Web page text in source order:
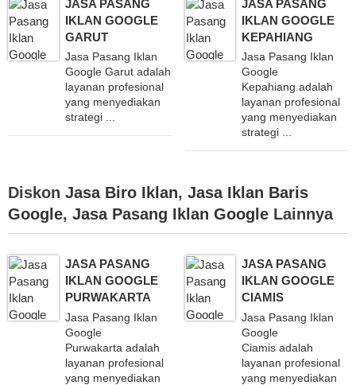
JASA PASANG
IKLAN GOOGLE
GARUT
Jasa Pasang Iklan
Google Garut adalah
layanan profesional
yang menyediakan
strategi ...
JASA PASANG
IKLAN GOOGLE
KEPAHIANG
Jasa Pasang Iklan
Google
Kepahiang adalah
layanan profesional
yang menyediakan
strategi ...
Diskon Jasa Biro Iklan, Jasa Iklan Baris
Google, Jasa Pasang Iklan Google Lainnya
JASA PASANG
IKLAN GOOGLE
PURWAKARTA
Jasa Pasang Iklan
Google
Purwakarta adalah
layanan profesional
yang menyediakan
JASA PASANG
IKLAN GOOGLE
CIAMIS
Jasa Pasang Iklan
Google
Ciamis adalah
layanan profesional
yang menyediakan